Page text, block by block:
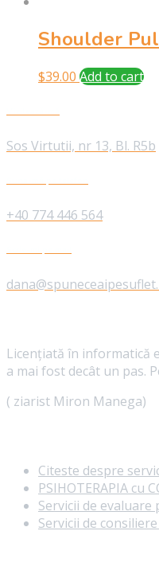
Shoulder
$39.00 Add to cart
Sos Virtutii, nr 13, Bl. R5b
+40 774 446 564
Licențiată în informatică
a mai fost decât un pas.
( ziarist Miron Manega)
Citeste despre
PSIHOTERAPIA cu
Servicii de evaluare
Servicii de